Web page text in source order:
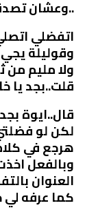
..وعشان
اتفضلي
وقوليلة يجي
ولا مليم من
قلت..بجد يا
قال..ايوة بجد
لكن لو
هرجع في
وبالفعل
العنوان
كما عرفه لي